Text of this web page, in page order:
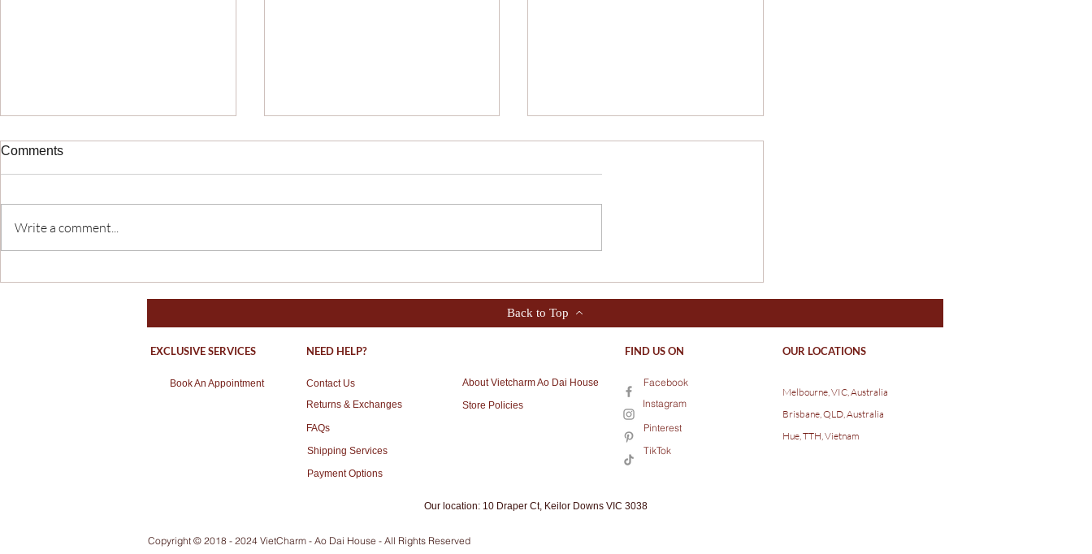
SPECIAL OCCASIONS 🪷
PATTERN - THE
COMBINATION CREATES
THE SOFT FEMININE
BEAUTY OF THE WEARER
💙
Comments
Write a comment...
Back to Top
EXCLUSIVE SERVICES NEED HELP? FIND US ON OUR LOCATIONS
Book An Appointment
Contact Us
Returns & Exchanges
FAQs
Shipping Services
Payment Options
About Vietcharm Ao Dai House
Store Policies
Instagram
Facebook
Pinterest
TikTok
Melbourne, VIC, Australia
Brisbane, QLD, Australia
Hue, TTH, Vietnam
Our location: 10 Draper Ct, Keilor Downs VIC 3038
Copyright © 2018 - 2024 VietCharm - Ao Dai House - All Rights Reserved